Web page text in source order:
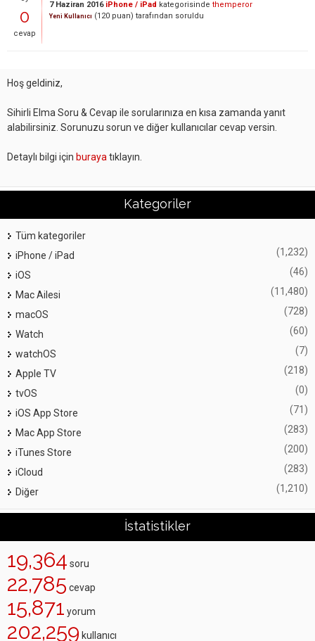
0
cevap
7 Haziran 2016 iPhone / iPad kategorisinde themperor
Yeni Kullanıcı (120 puan) tarafından soruldu
Hoş geldiniz,
Sihirli Elma Soru & Cevap ile sorularınıza en kısa zamanda yanıt
alabilirsiniz. Sorunuzu sorun ve diğer kullanıcılar cevap versin.
Detaylı bilgi için buraya tıklayın.
Kategoriler
Tüm kategoriler
iPhone / iPad
(1,232)
iOS (46)
Mac Ailesi (11,480)
macOS (728)
Watch (60)
watchOS (7)
Apple TV (218)
tvOS (0)
iOS App Store (71)
Mac App Store (283)
iTunes Store (200)
iCloud (283)
Diğer (1,210)
İstatistikler
19,364 soru
22,785 cevap
15,871 yorum
202,259 kullanıcı